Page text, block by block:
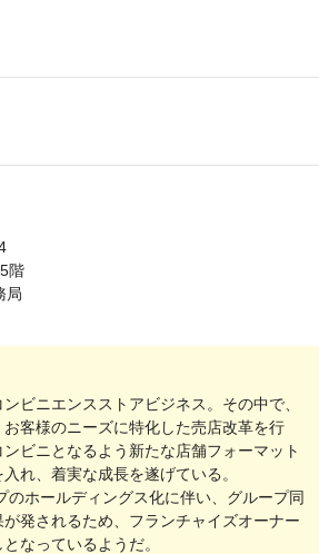
階
局
ビニエンスストアビジネス。その中で、
客様のニーズに特化した売店改革を行
ビニとなるよう新たな店舗フォーマット
れ、着実な成長を遂げている。
のホールディングス化に伴い、グループ同
発されるため、フランチャイズオーナー
なっているようだ。